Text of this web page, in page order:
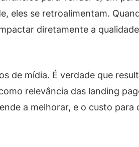
eles se retroalimentam.
diretamente a
de mídia. É verdade que
relevância das landing
a melhorar, e o custo para